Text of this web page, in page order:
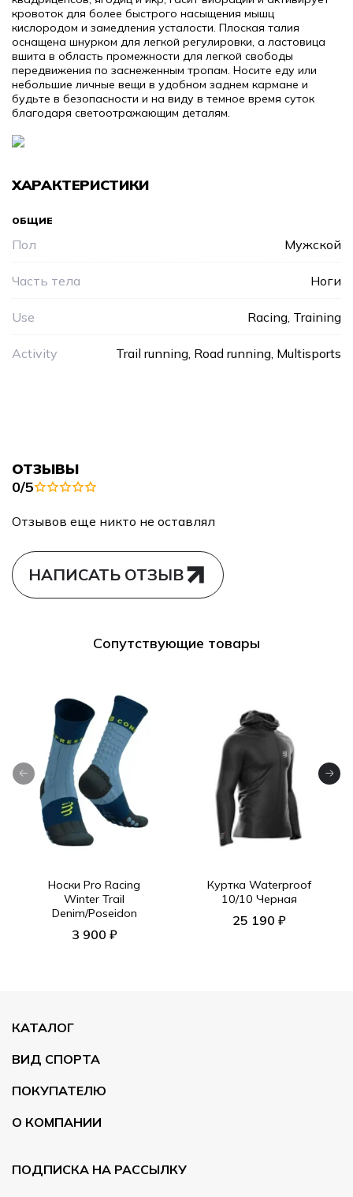
кровоток для более быстрого насыщения мышц
кислородом и замедления усталости. Плоская талия
оснащена шнурком для легкой регулировки, а ластовица
вшита в область промежности для легкой свободы
передвижения по заснеженным тропам. Носите еду или
небольшие личные вещи в удобном заднем кармане и
будьте в безопасности и на виду в темное время суток
благодаря светоотражающим деталям.
ХАРАКТЕРИСТИКИ
ОБЩИЕ
Пол Мужской
Часть тела Ноги
Use Racing, Training
Activity Trail running, Road running, Multisports
ОТЗЫВЫ
0/5
Отзывов еще никто не оставлял
НАПИСАТЬ ОТЗЫВ
Сопутствующие товары
Носки Pro Racing
Winter Trail
Denim/Poseidon
3 900 ₽
Куртка Waterproof
10/10 Черная
25 190 ₽
КАТАЛОГ
ВИД СПОРТА
ПОКУПАТЕЛЮ
О КОМПАНИИ
ПОДПИСКА НА РАССЫЛКУ